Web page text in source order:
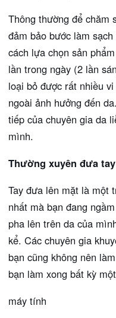
Thông thường để chăm
đảm bảo bước làm
cách lựa chọn sản
lần trong ngày (2 lần
loại bỏ được rất nhiều
ngoài ảnh hưởng đến
tiếp của chuyên gia da
mình.
Thường xuyên đưa
Tay đưa lên mặt là một
nhất mà bạn đang
pha lên trên da của
kể. Các chuyên gia
bạn cũng không nên
bạn làm xong bất kỳ
máy tính